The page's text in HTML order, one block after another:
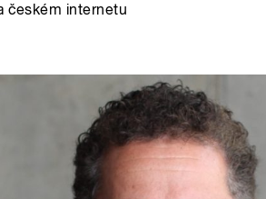
českém internetu